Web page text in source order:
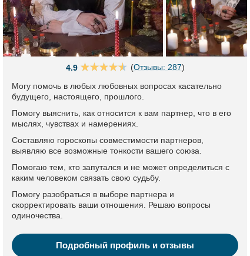
4.9 (Отзывы: 287)
Могу помочь в любых любовных вопросах касательно
будущего, настоящего, прошлого.
Помогу выяснить, как относится к вам партнер, что в его
мыслях, чувствах и намерениях.
Составляю гороскопы совместимости партнеров,
выявляю все возможные тонкости вашего союза.
Помогаю тем, кто запутался и не может определиться с
каким человеком связать свою судьбу.
Помогу разобраться в выборе партнера и
скорректировать ваши отношения. Решаю вопросы
одиночества.
Подробный профиль и отзывы